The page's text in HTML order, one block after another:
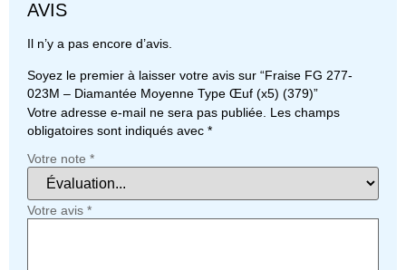
AVIS
Il n’y a pas encore d’avis.
Soyez le premier à laisser votre avis sur “Fraise FG 277-
023M – Diamantée Moyenne Type Œuf (x5) (379)”
Votre adresse e-mail ne sera pas publiée. Les champs
obligatoires sont indiqués avec *
Votre note *
Votre avis *